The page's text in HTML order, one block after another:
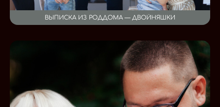
ВЫПИСКА ИЗ РОДДОМА — ДВОЙНЯШКИ